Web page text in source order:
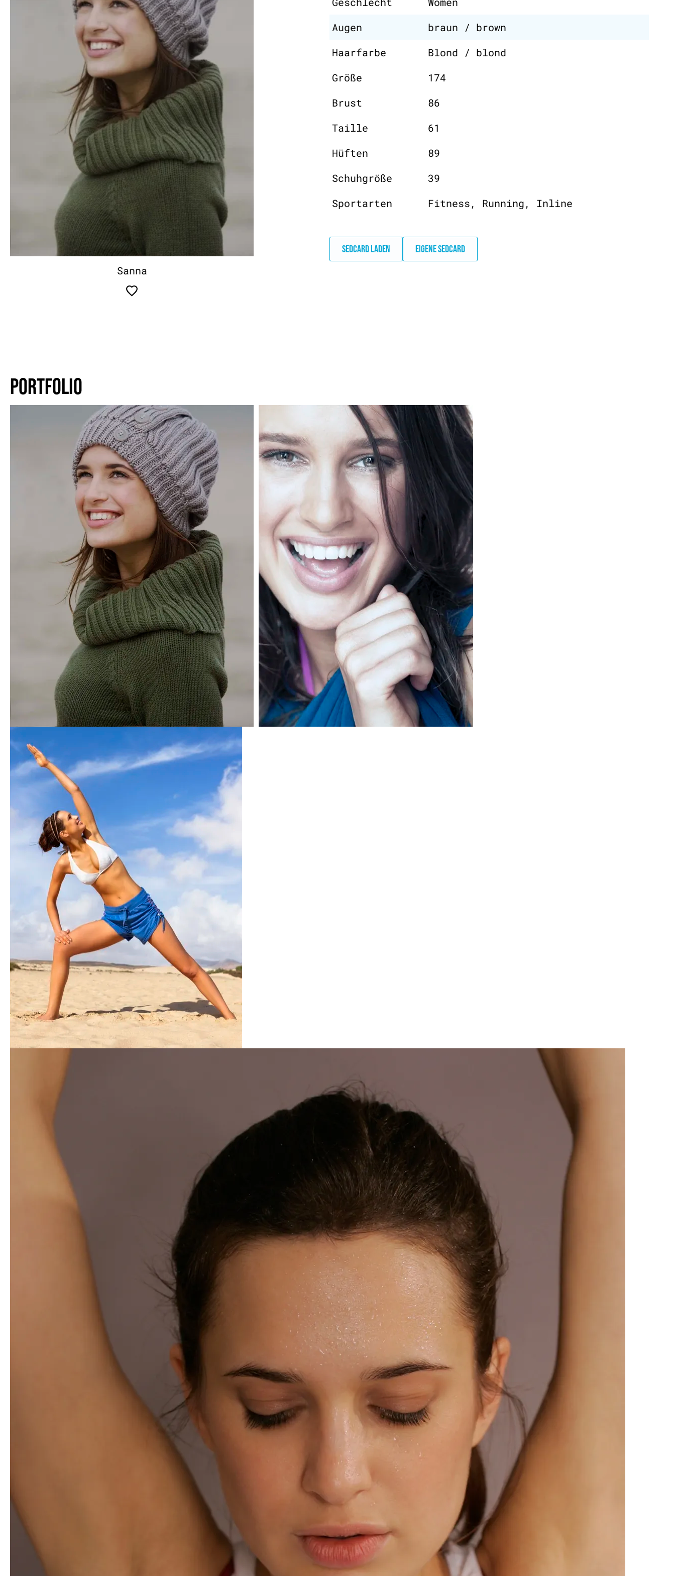
Sanna
Augen
braun / brown
Haarfarbe
Blond / blond
Größe
174
Brust
86
Taille
61
Hüften
89
Schuhgröße
39
Sportarten
Fitness, Running, Inline
SEDCARD LADEN EIGENE SEDCARD
PORTFOLIO